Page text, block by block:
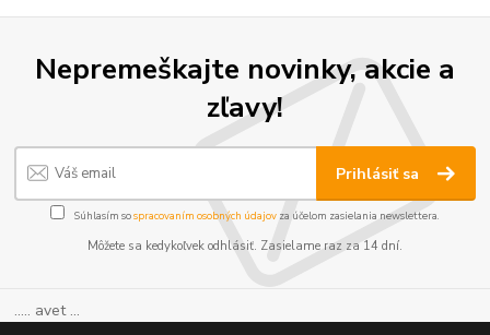
Nepremeškajte novinky, akcie a
zľavy!
Prihlásiť sa
Súhlasím sospracovaním osobných údajov za účelom zasielania newslettera.
Môžete sa kedykoľvek odhlásiť. Zasielame raz za 14 dní.
..... avet ...